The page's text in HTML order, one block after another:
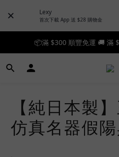
Lexy
首次下載 App 送 $28 購物金
📦滿 $300 順豐免運 🚚 滿
📦滿 $300 順豐免運 🚚 滿
🎉 新人首單享 88 折
【純日本製
仿真名器假